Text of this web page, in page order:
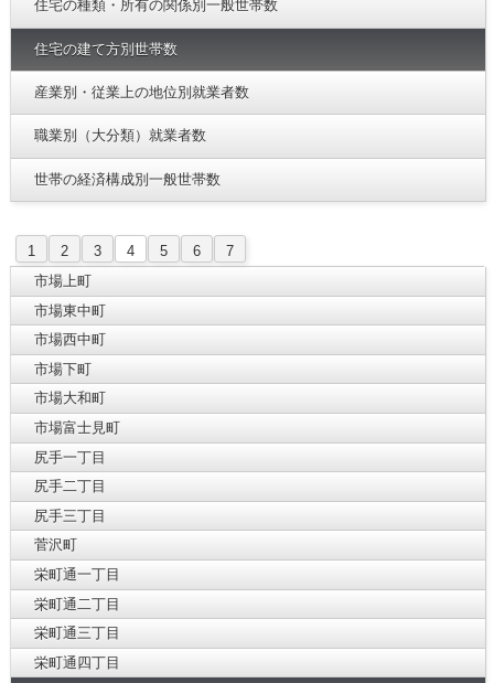
住宅の種類・所有の関係別一般世帯数
住宅の建て方別世帯数
産業別・従業上の地位別就業者数
職業別（大分類）就業者数
世帯の経済構成別一般世帯数
1 2 3 4 5 6
7
市場上町
市場東中町
市場西中町
市場下町
市場大和町
市場富士見町
尻手一丁目
尻手二丁目
尻手三丁目
菅沢町
栄町通一丁目
栄町通二丁目
栄町通三丁目
栄町通四丁目